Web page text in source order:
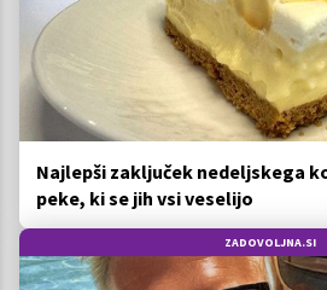
Najlepši zaključek nedeljskega
peke, ki se jih vsi veselijo
ZADOVOLJNA.SI